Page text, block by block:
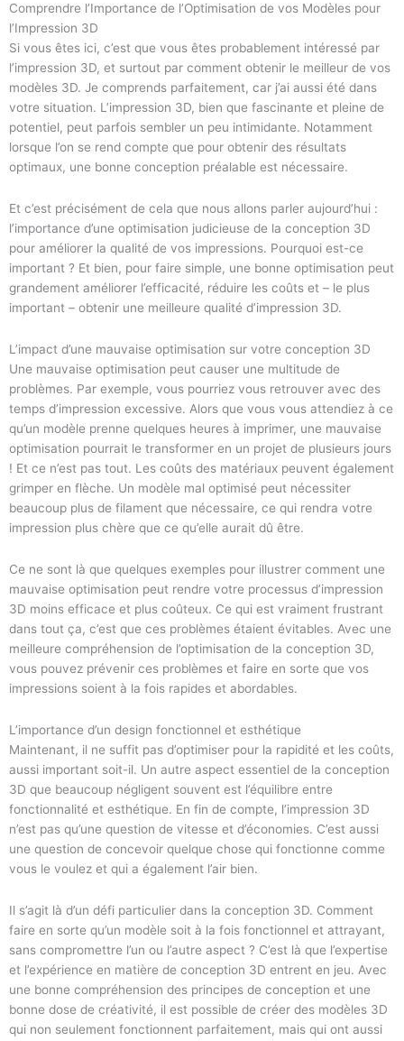
Comprendre l’Importance de l’Optimisation de vos Modèles pour
l’Impression 3D
Si vous êtes ici, c’est que vous êtes probablement intéressé par
l’impression 3D, et surtout par comment obtenir le meilleur de vos
modèles 3D. Je comprends parfaitement, car j’ai aussi été dans
votre situation. L’impression 3D, bien que fascinante et pleine de
potentiel, peut parfois sembler un peu intimidante. Notamment
lorsque l’on se rend compte que pour obtenir des résultats
optimaux, une bonne conception préalable est nécessaire.
Et c’est précisément de cela que nous allons parler aujourd’hui :
l’importance d’une optimisation judicieuse de la conception 3D
pour améliorer la qualité de vos impressions. Pourquoi est-ce
important ? Et bien, pour faire simple, une bonne optimisation peut
grandement améliorer l’efficacité, réduire les coûts et – le plus
important – obtenir une meilleure qualité d’impression 3D.
L’impact d’une mauvaise optimisation sur votre conception 3D
Une mauvaise optimisation peut causer une multitude de
problèmes. Par exemple, vous pourriez vous retrouver avec des
temps d’impression excessive. Alors que vous vous attendiez à ce
qu’un modèle prenne quelques heures à imprimer, une mauvaise
optimisation pourrait le transformer en un projet de plusieurs jours
! Et ce n’est pas tout. Les coûts des matériaux peuvent également
grimper en flèche. Un modèle mal optimisé peut nécessiter
beaucoup plus de filament que nécessaire, ce qui rendra votre
impression plus chère que ce qu’elle aurait dû être.
Ce ne sont là que quelques exemples pour illustrer comment une
mauvaise optimisation peut rendre votre processus d’impression
3D moins efficace et plus coûteux. Ce qui est vraiment frustrant
dans tout ça, c’est que ces problèmes étaient évitables. Avec une
meilleure compréhension de l’optimisation de la conception 3D,
vous pouvez prévenir ces problèmes et faire en sorte que vos
impressions soient à la fois rapides et abordables.
L’importance d’un design fonctionnel et esthétique
Maintenant, il ne suffit pas d’optimiser pour la rapidité et les coûts,
aussi important soit-il. Un autre aspect essentiel de la conception
3D que beaucoup négligent souvent est l’équilibre entre
fonctionnalité et esthétique. En fin de compte, l’impression 3D
n’est pas qu’une question de vitesse et d’économies. C’est aussi
une question de concevoir quelque chose qui fonctionne comme
vous le voulez et qui a également l’air bien.
Il s’agit là d’un défi particulier dans la conception 3D. Comment
faire en sorte qu’un modèle soit à la fois fonctionnel et attrayant,
sans compromettre l’un ou l’autre aspect ? C’est là que l’expertise
et l’expérience en matière de conception 3D entrent en jeu. Avec
une bonne compréhension des principes de conception et une
bonne dose de créativité, il est possible de créer des modèles 3D
qui non seulement fonctionnent parfaitement, mais qui ont aussi